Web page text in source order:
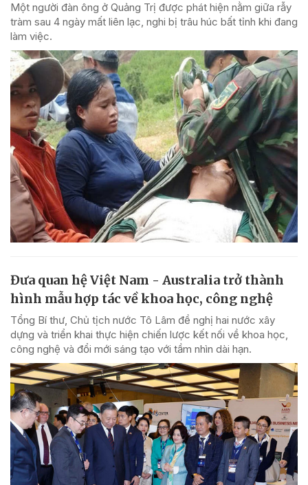
Một người đàn ông ở Quảng Trị được phát hiện nằm giữa rẫy
tràm sau 4 ngày mất liên lạc, nghi bị trâu húc bất tỉnh khi đang
làm việc.
Đưa quan hệ Việt Nam - Australia trở thành
hình mẫu hợp tác về khoa học, công nghệ
Tổng Bí thư, Chủ tịch nước Tô Lâm đề nghị hai nước xây
dựng và triển khai thực hiện chiến lược kết nối về khoa học,
công nghệ và đổi mới sáng tạo với tầm nhìn dài hạn.